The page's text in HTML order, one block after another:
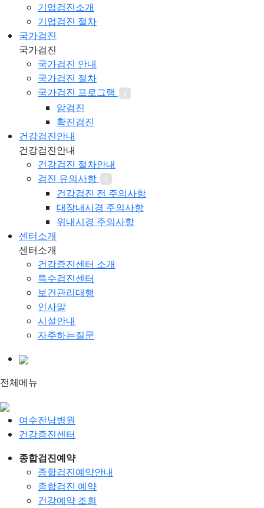
기업검진소개
기업검진 절차
국가검진
국가검진
국가검진 안내
국가검진 절차
국가검진 프로그램
암검진
확진검진
건강검진안내
건강검진안내
건강검진 절차안내
검진 유의사항
건강검진 전 주의사항
대장내시경 주의사항
위내시경 주의사항
센터소개
센터소개
건강증진센터 소개
특수검진센터
보건관리대행
인사말
시설안내
자주하는질문
전체메뉴
여수전남병원
건강증진센터
종합검진예약
종합검진예약안내
종합검진 예약
건강예약 조회